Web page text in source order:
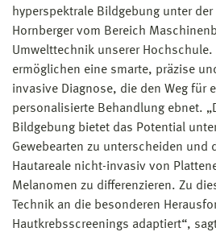
hyperspektrale Bildgebung unter
Hornberger vom Bereich
Umwelttechnik unserer Hochschule.
ermöglichen eine smarte, präzise
invasive Diagnose, die den Weg für
personalisierte Behandlung ebnet.
Bildgebung bietet das Potential
Gewebearten zu unterscheiden und
Hautareale nicht-invasiv von
Melanomen zu differenzieren. Zu
Technik an die besonderen
Hautkrebsscreenings adaptiert“,